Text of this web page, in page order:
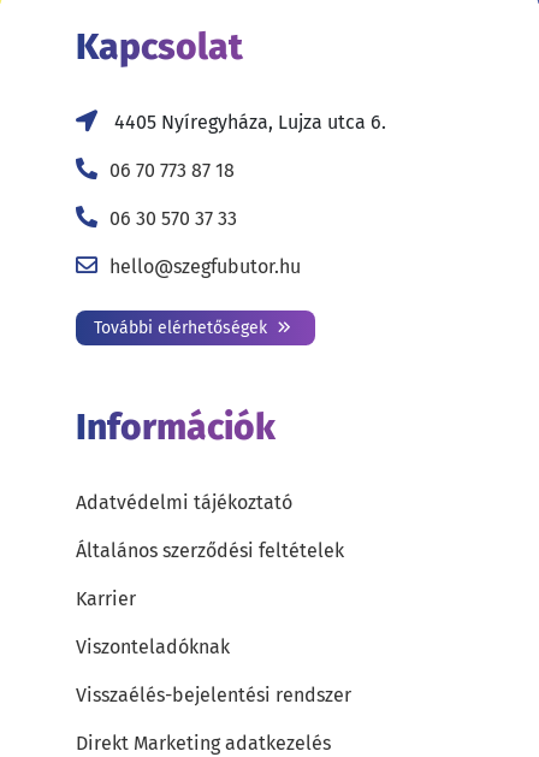
Kapcsolat
4405 Nyíregyháza, Lujza utca 6.
06 70 773 87 18
06 30 570 37 33
hello@szegfubutor.hu
További elérhetőségek
Információk
Adatvédelmi tájékoztató
Általános szerződési feltételek
Karrier
Viszonteladóknak
Visszaélés-bejelentési rendszer
Direkt Marketing adatkezelés